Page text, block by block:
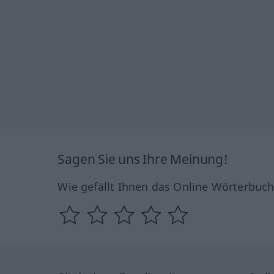
Sagen Sie uns Ihre Meinung!
Wie gefällt Ihnen das Online